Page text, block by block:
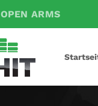
OPEN ARMS